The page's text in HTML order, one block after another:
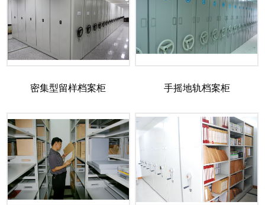
密集型留样档案柜 手摇地轨档案柜